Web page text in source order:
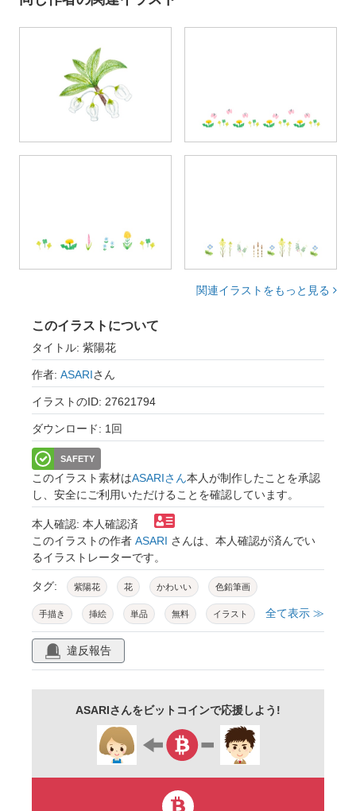
関連イラストをもっと見る
このイラストについて
タイトル: 紫陽花
作者: ASARIさん
イラストのID: 27621794
ダウンロード: 1回
SAFETY
このイラスト素材はASARIさん本人が制作したことを承認
し、安全にご利用いただけることを確認しています。
本人確認: 本人確認済
このイラストの作者 ASARI さんは、本人確認が済んでい
るイラストレーターです。
タグ: 紫陽花 花 かわいい 色鉛筆画
手描き 挿絵 単品 無料 イラスト
素材
全て表示 ≫
違反報告
ASARIさんをビットコインで応援しよう!